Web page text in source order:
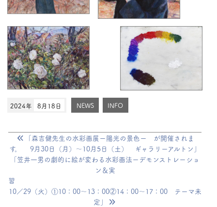
2024年 8月18日 NEWS INFO
「森吉健先生の水彩画展ー陽光の景色ー が開催されま
す。 9月30日（月）〜10月5日（土） ギャラリーアルトン」
「笠井一男の劇的に絵が変わる水彩画法ーデモンストレーショ
ン＆実
10／29（火）①10：00～13：00②14：00～17：00 テーマ未
定」